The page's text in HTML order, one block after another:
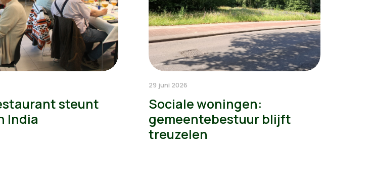
steunt
India
29 juni 2026
Sociale woningen:
gemeentebestuur blijft
treuzelen